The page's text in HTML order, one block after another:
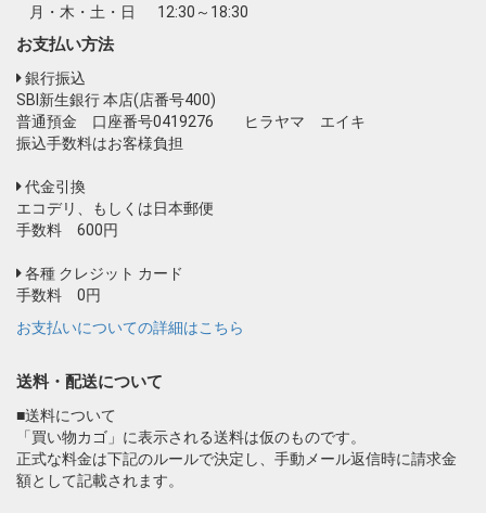
月・木・土・日
12:30～18:30
お支払い方法
銀行振込
SBI新生銀行 本店(店番号400)
普通預金 口座番号0419276 ヒラヤマ エイキ
振込手数料はお客様負担
代金引換
エコデリ、もしくは日本郵便
手数料 600円
各種 クレジット カード
手数料 0円
お支払いについての詳細はこちら
送料・配送について
■送料について
「買い物カゴ」に表示される送料は仮のものです。
正式な料金は下記のルールで決定し、手動メール返信時に請求金
額として記載されます。